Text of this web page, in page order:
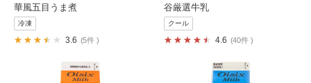
華風五目うま煮
冷凍
3.6 5件
谷厳選牛乳
クール
4.6 40件